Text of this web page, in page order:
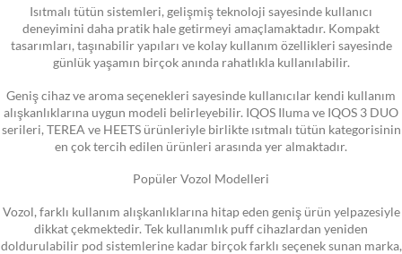
Isıtmalı tütün sistemleri, gelişmiş teknoloji sayesinde kullanıcı
deneyimini daha pratik hale getirmeyi amaçlamaktadır. Kompakt
tasarımları, taşınabilir yapıları ve kolay kullanım özellikleri sayesinde
günlük yaşamın birçok anında rahatlıkla kullanılabilir.
Geniş cihaz ve aroma seçenekleri sayesinde kullanıcılar kendi kullanım
alışkanlıklarına uygun modeli belirleyebilir. IQOS Iluma ve IQOS 3 DUO
serileri, TEREA ve HEETS ürünleriyle birlikte ısıtmalı tütün kategorisinin
en çok tercih edilen ürünleri arasında yer almaktadır.
Popüler Vozol Modelleri
Vozol, farklı kullanım alışkanlıklarına hitap eden geniş ürün yelpazesiyle
dikkat çekmektedir. Tek kullanımlık puff cihazlardan yeniden
doldurulabilir pod sistemlerine kadar birçok farklı seçenek sunan marka,